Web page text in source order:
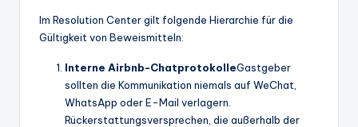
Im Resolution Center gilt folgende Hierarchie für die
Gültigkeit von Beweismitteln:
Interne Airbnb-ChatprotokolleGastgeber
sollten die Kommunikation niemals auf WeChat,
WhatsApp oder E-Mail verlagern.
Rückerstattungsversprechen, die außerhalb der